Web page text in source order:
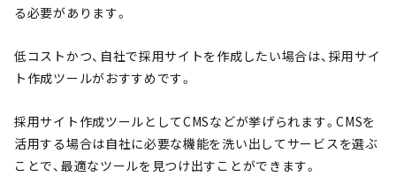
る必要があります。
低コストかつ、自社で採用サイトを作成したい場合は、採用サイ
ト作成ツールがおすすめです。
採用サイト作成ツールとしてCMSなどが挙げられます。CMSを
活用する場合は自社に必要な機能を洗い出してサービスを選ぶ
ことで、最適なツールを見つけ出すことができます。